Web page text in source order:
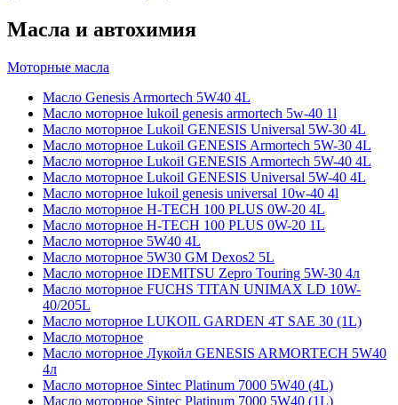
Масла и автохимия
Моторные масла
Масло Genesis Armortech 5W40 4L
Масло моторное lukoil genesis armortech 5w-40 1l
Масло моторное Lukoil GENESIS Universal 5W-30 4L
Масло моторное Lukoil GENESIS Armortech 5W-30 4L
Масло моторное Lukoil GENESIS Armortech 5W-40 4L
Масло моторное Lukoil GENESIS Universal 5W-40 4L
Масло моторное lukoil genesis universal 10w-40 4l
Масло моторное H-TECH 100 PLUS 0W-20 4L
Масло моторное H-TECH 100 PLUS 0W-20 1L
Масло моторное 5W40 4L
Масло моторное 5W30 GM Dexos2 5L
Масло моторное IDEMITSU Zepro Touring 5W-30 4л
Масло моторное FUCHS TITAN UNIMAX LD 10W-
40/205L
Масло моторное LUKOIL GARDEN 4Т SAE 30 (1L)
Масло моторное
Масло моторное Лукойл GENESIS ARMORTECH 5W40
4л
Масло моторное Sintec Platinum 7000 5W40 (4L)
Масло моторное Sintec Platinum 7000 5W40 (1L)